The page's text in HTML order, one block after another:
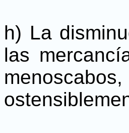
h) La
las